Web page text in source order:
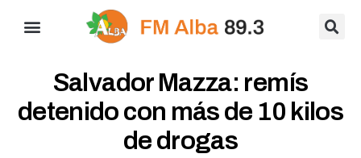
Salvador Mazza: remís
detenido con más de 10 kilos
de drogas